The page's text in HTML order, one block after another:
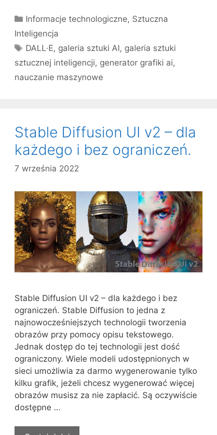
Kategorie
Informacje technologiczne, Sztuczna
Inteligencja
Tagi
DALL·E, galeria sztuki AI, galeria sztuki
sztucznej inteligencji, generator grafiki ai,
nauczanie maszynowe
Stable Diffusion UI v2 – dla
każdego i bez ograniczeń.
7 września 2022
Stable Diffusion UI v2 – dla każdego i bez
ograniczeń. Stable Diffusion to jedna z
najnowocześniejszych technologii tworzenia
obrazów przy pomocy opisu tekstowego.
Jednak dostęp do tej technologii jest dość
ograniczony. Wiele modeli udostępnionych w
sieci umożliwia za darmo wygenerowanie tylko
kilku grafik, jeżeli chcesz wygenerować więcej
obrazów musisz za nie zapłacić. Są oczywiście
dostępne …